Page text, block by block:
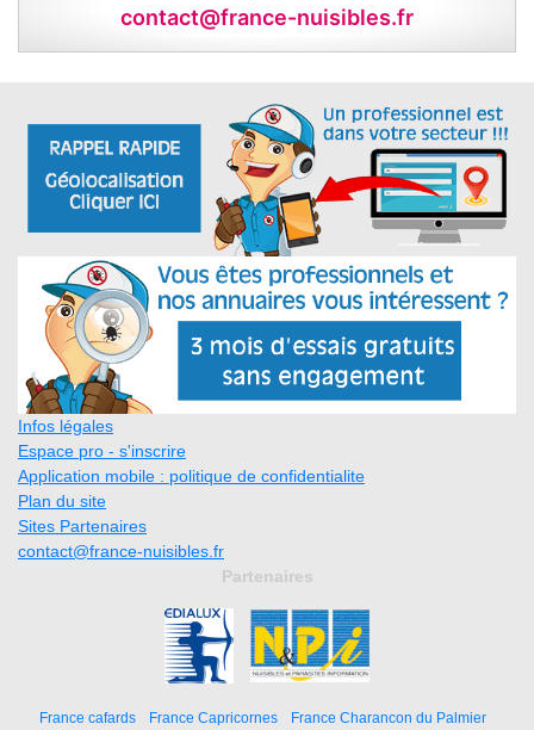
contact@france-nuisibles.fr
Infos légales
Espace pro - s'inscrire
Application mobile : politique de confidentialite
Plan du site
Sites Partenaires
contact@france-nuisibles.fr
Partenaires
France cafards France Capricornes
France Charancon du Palmier